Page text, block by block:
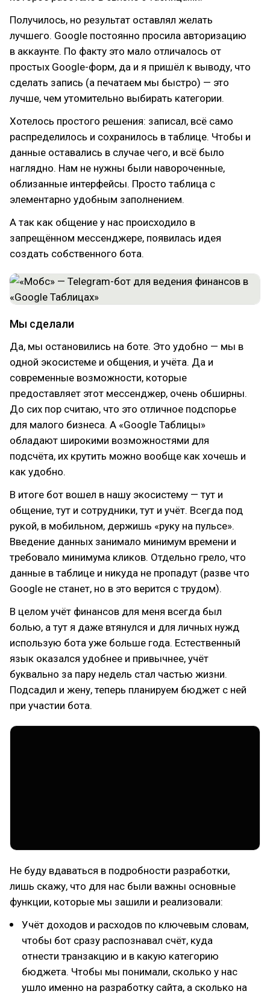
Получилось, но результат оставлял желать
лучшего. Google постоянно просила авторизацию
в аккаунте. По факту это мало отличалось от
простых Google-форм, да и я пришёл к выводу, что
сделать запись (а печатаем мы быстро) — это
лучше, чем утомительно выбирать категории.
Хотелось простого решения: записал, всё само
распределилось и сохранилось в таблице. Чтобы и
данные оставались в случае чего, и всё было
наглядно. Нам не нужны были навороченные,
облизанные интерфейсы. Просто таблица с
элементарно удобным заполнением.
А так как общение у нас происходило в
запрещённом мессенджере, появилась идея
создать собственного бота.
Мы сделали
Да, мы остановились на боте. Это удобно — мы в
одной экосистеме и общения, и учёта. Да и
современные возможности, которые
предоставляет этот мессенджер, очень обширны.
До сих пор считаю, что это отличное подспорье
для малого бизнеса. А «Google Таблицы»
обладают широкими возможностями для
подсчёта, их крутить можно вообще как хочешь и
как удобно.
В итоге бот вошел в нашу экосистему — тут и
общение, тут и сотрудники, тут и учёт. Всегда под
рукой, в мобильном, держишь «руку на пульсе».
Введение данных занимало минимум времени и
требовало минимума кликов. Отдельно грело, что
данные в таблице и никуда не пропадут (разве что
Google не станет, но в это верится с трудом).
В целом учёт финансов для меня всегда был
болью, а тут я даже втянулся и для личных нужд
использую бота уже больше года. Естественный
язык оказался удобнее и привычнее, учёт
буквально за пару недель стал частью жизни.
Подсадил и жену, теперь планируем бюджет с ней
при участии бота.
Не буду вдаваться в подробности разработки,
лишь скажу, что для нас были важны основные
функции, которые мы зашили и реализовали:
Учёт доходов и расходов по ключевым словам,
чтобы бот сразу распознавал счёт, куда
отнести транзакцию и в какую категорию
бюджета. Чтобы мы понимали, сколько у нас
ушло именно на разработку сайта, а сколько на